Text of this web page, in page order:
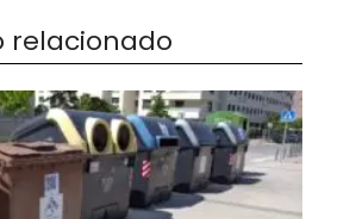
relacionado